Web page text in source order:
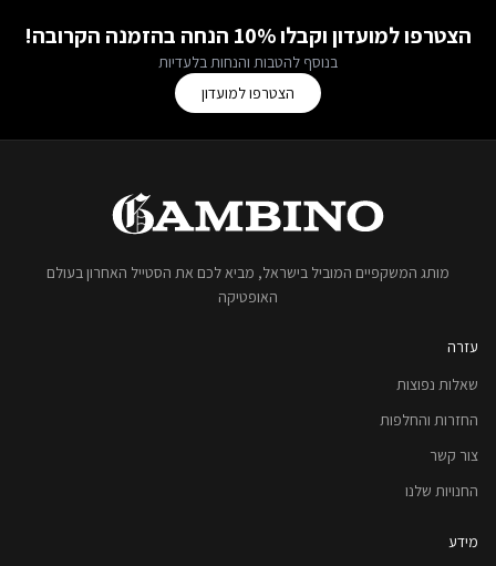
הצטרפו למועדון וקבלו 10% הנחה בהזמנה הקרובה!
בנוסף להטבות והנחות בלעדיות
הצטרפו למועדון
מותג המשקפיים המוביל בישראל, מביא לכם את הסטייל האחרון בעולם
האופטיקה
עזרה
שאלות נפוצות
החזרות והחלפות
צור קשר
החנויות שלנו
מידע